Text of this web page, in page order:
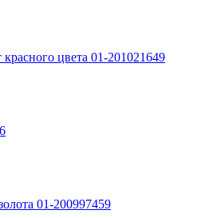
красного цвета 01-201021649
01-200997459